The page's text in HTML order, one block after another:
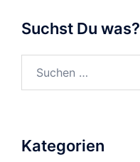
Suchst Du was?
Kategorien